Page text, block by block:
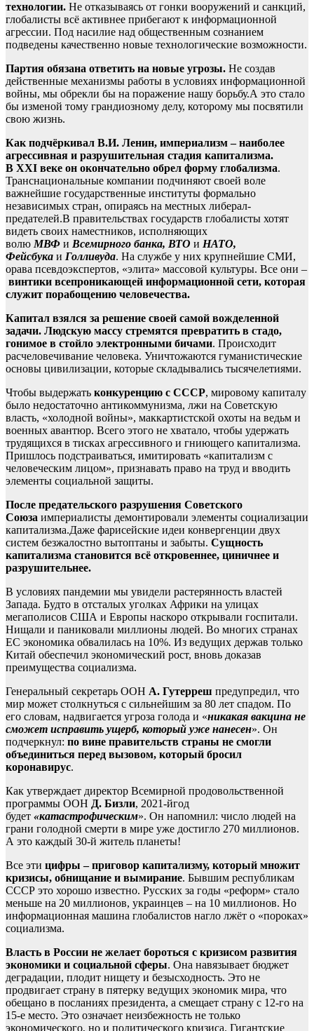
технологии. Не отказываясь от гонки вооружений и санкций,
глобалисты всё активнее прибегают к информационной
агрессии. Под насилие над общественным сознанием
подведены качественно новые технологические возможности.
Партия обязана ответить на новые угрозы. Не создав
действенные механизмы работы в условиях информационной
войны, мы обрекли бы на поражение нашу борьбу.А это стало
бы изменой тому грандиозному делу, которому мы посвятили
свою жизнь.
Как подчёркивал В.И. Ленин, империализм – наиболее
агрессивная и разрушительная стадия капитализма.
В XXI веке он окончательно обрел форму глобализма.
Транснациональные компании подчиняют своей воле
важнейшие государственные институты формально
независимых стран, опираясь на местных либерал-
предателей.В правительствах государств глобалисты хотят
видеть своих наместников, исполняющих
волю МВФ и Всемирного банка, ВТО и НАТО,
Фейсбука и Голливуда. На службе у них крупнейшие СМИ,
орава псевдоэкспертов, «элита» массовой культуры. Все они –
винтики всепроникающей информационной сети, которая
служит порабощению человечества.
Капитал взялся за решение своей самой вожделенной
задачи. Людскую массу стремятся превратить в стадо,
гонимое в стойло электронными бичами. Происходит
расчеловечивание человека. Уничтожаются гуманистические
основы цивилизации, которые складывались тысячелетиями.
Чтобы выдержать конкуренцию с СССР, мировому капиталу
было недостаточно антикоммунизма, лжи на Советскую
власть, «холодной войны», маккартистской охоты на ведьм и
военных авантюр. Всего этого не хватало, чтобы удержать
трудящихся в тисках агрессивного и гниющего капитализма.
Пришлось подстраиваться, имитировать «капитализм с
человеческим лицом», признавать право на труд и вводить
элементы социальной защиты.
После предательского разрушения Советского
Союза империалисты демонтировали элементы социализации
капитализма.Даже фарисейские идеи конвергенции двух
систем безжалостно вытоптаны и забыты. Сущность
капитализма становится всё откровеннее, циничнее и
разрушительнее.
В условиях пандемии мы увидели растерянность властей
Запада. Будто в отсталых уголках Африки на улицах
мегаполисов США и Европы наскоро открывали госпитали.
Нищали и паниковали миллионы людей. Во многих странах
ЕС экономика обвалилась на 10%. Из ведущих держав только
Китай обеспечил экономический рост, вновь доказав
преимущества социализма.
Генеральный секретарь ООН А. Гутерреш предупредил, что
мир может столкнуться c сильнейшим за 80 лет спадом. По
его словам, надвигается угроза голода и «никакая вакцина не
сможет исправить ущерб, который уже нанесен». Он
подчеркнул: по вине правительств страны не смогли
объединиться перед вызовом, который бросил
коронавирус.
Как утверждает директор Всемирной продовольственной
программы ООН Д. Бизли, 2021-йгод
будет «катастрофическим». Он напомнил: число людей на
грани голодной смерти в мире уже достигло 270 миллионов.
А это каждый 30-й житель планеты!
Все эти цифры – приговор капитализму, который множит
кризисы, обнищание и вымирание. Бывшим республикам
СССР это хорошо известно. Русских за годы «реформ» стало
меньше на 20 миллионов, украинцев – на 10 миллионов. Но
информационная машина глобалистов нагло лжёт о «пороках»
социализма.
Власть в России не желает бороться с кризисом развития
экономики и социальной сферы. Она навязывает бюджет
деградации, плодит нищету и безысходность. Это не
продвигает страну в пятерку ведущих экономик мира, что
обещано в посланиях президента, а смещает страну с 12-го на
15-е место. Это означает неизбежность не только
экономического, но и политического кризиса. Гигантские